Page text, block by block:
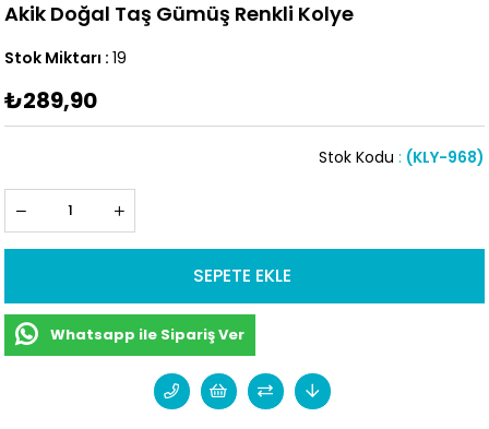
Akik Doğal Taş Gümüş Renkli Kolye
Stok Miktarı : 19
₺289,90
(KLY-968)
Stok Kodu
Whatsapp ile Sipariş Ver